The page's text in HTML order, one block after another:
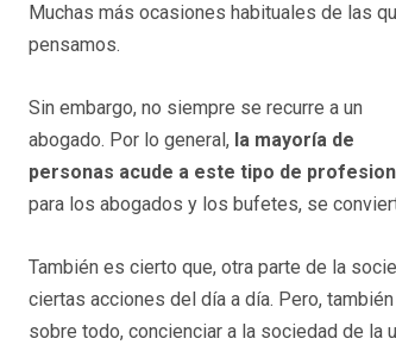
Muchas más ocasiones habituales de las
pensamos.
Sin embargo, no siempre se recurre a un
abogado. Por lo general, la mayoría de
personas acude a este tipo de
para los abogados y los bufetes, se
También es cierto que, otra parte de la
ciertas acciones del día a día. Pero,
sobre todo, concienciar a la sociedad de la